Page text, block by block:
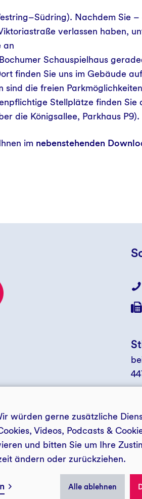
Nachdem Sie
verlassen haben,
an
Schauspielhaus
finden Sie uns im Gebäude
sind die freien
Stellplätze finden Sie
die Königsallee, Parkhaus P9).
im nebenstehenden
Presse GLS Treuhand
würden gerne zusätzliche
Videos, Podcasts &
und bitten Sie um Ihre
ändern oder zurückziehen.
Alle ablehnen